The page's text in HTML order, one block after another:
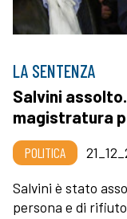
LA SENTENZA
Salvini
magistratura
POLITICA
Salvini è stato
persona e di